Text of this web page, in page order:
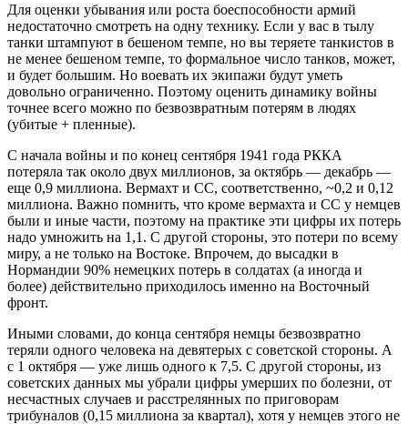
Для оценки убывания или роста боеспособности армий
недостаточно смотреть на одну технику. Если у вас в тылу
танки штампуют в бешеном темпе, но вы теряете танкистов в
не менее бешеном темпе, то формальное число танков, может,
и будет большим. Но воевать их экипажи будут уметь
довольно ограниченно. Поэтому оценить динамику войны
точнее всего можно по безвозвратным потерям в людях
(убитые + пленные).
С начала войны и по конец сентября 1941 года РККА
потеряла так около двух миллионов, за октябрь — декабрь —
еще 0,9 миллиона. Вермахт и СС, соответственно, ~0,2 и 0,12
миллиона. Важно помнить, что кроме вермахта и СС у немцев
были и иные части, поэтому на практике эти цифры их потерь
надо умножить на 1,1. С другой стороны, это потери по всему
миру, а не только на Востоке. Впрочем, до высадки в
Нормандии 90% немецких потерь в солдатах (а иногда и
более) действительно приходилось именно на Восточный
фронт.
Иными словами, до конца сентября немцы безвозвратно
теряли одного человека на девятерых с советской стороны. А
с 1 октября — уже лишь одного к 7,5. С другой стороны, из
советских данных мы убрали цифры умерших по болезни, от
несчастных случаев и расстрелянных по приговорам
трибуналов (0,15 миллиона за квартал), хотя у немцев этого не